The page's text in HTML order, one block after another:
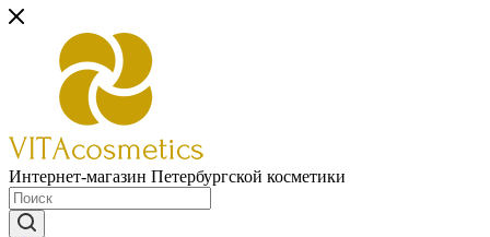
Интернет-магазин Петербургской косметики